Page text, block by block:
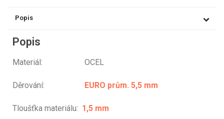
Popis
Popis
Materiál: OCEL
Děrování: EURO prům. 5,5 mm
Tloušťka materiálu: 1,5 mm